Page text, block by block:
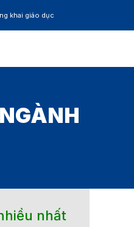
khai giáo dục
nhất